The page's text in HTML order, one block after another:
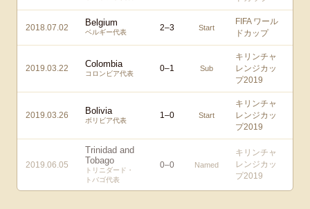
2018.07.02 Belgium
ベルギー代表 2–3 Start
FIFA ワール
ドカップ
2019.03.22 Colombia
コロンビア代表
0–1 Sub
キリンチャ
レンジカッ
プ2019
2019.03.26 Bolivia
ボリビア代表
1–0 Start
キリンチャ
レンジカッ
プ2019
2019.06.05
Trinidad and
Tobago
トリニダード・
トバゴ代表
0–0 Named
キリンチャ
レンジカッ
プ2019